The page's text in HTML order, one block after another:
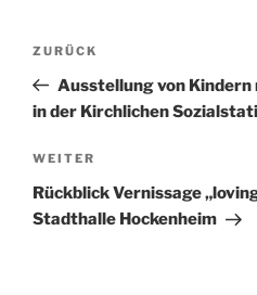
Beitragsnavigation
Vorheriger
Beitrag
ZURÜCK
Ausstellung von
in der Kirchlichen
Nächster
Beitrag
WEITER
Rückblick Vernissage
Stadthalle Hockenheim